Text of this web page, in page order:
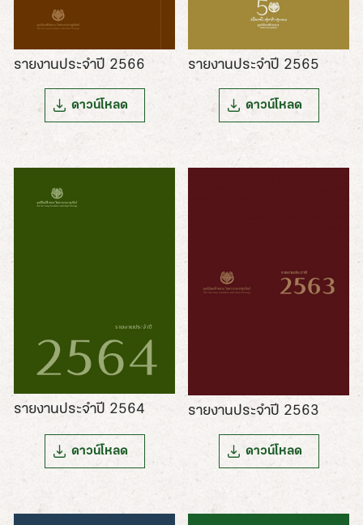
รายงานประจำปี 2566
ดาวน์โหลด
รายงานประจำปี 2565
ดาวน์โหลด
รายงานประจำปี 2564
ดาวน์โหลด
รายงานประจำปี 2563
ดาวน์โหลด